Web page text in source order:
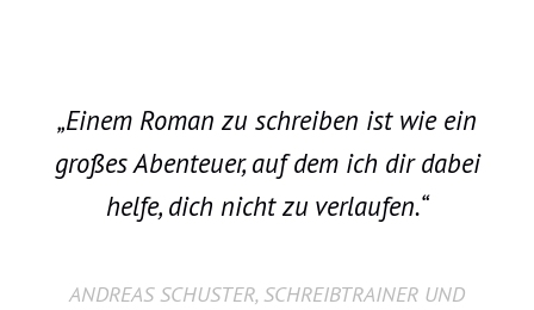
„Einem Roman zu schreiben ist wie ein
großes Abenteuer, auf dem ich dir dabei
helfe, dich nicht zu verlaufen.“
ANDREAS SCHUSTER, SCHREIBTRAINER UND